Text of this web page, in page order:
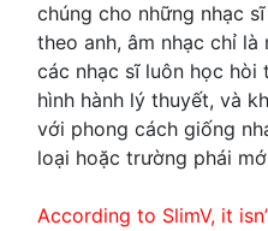
chúng cho những nhạc
theo anh, âm nhạc chỉ
các nhạc sĩ luôn học hòi
hình hành lý thuyết, và
với phong cách giống
loại hoặc trường phái
According to SlimV, it